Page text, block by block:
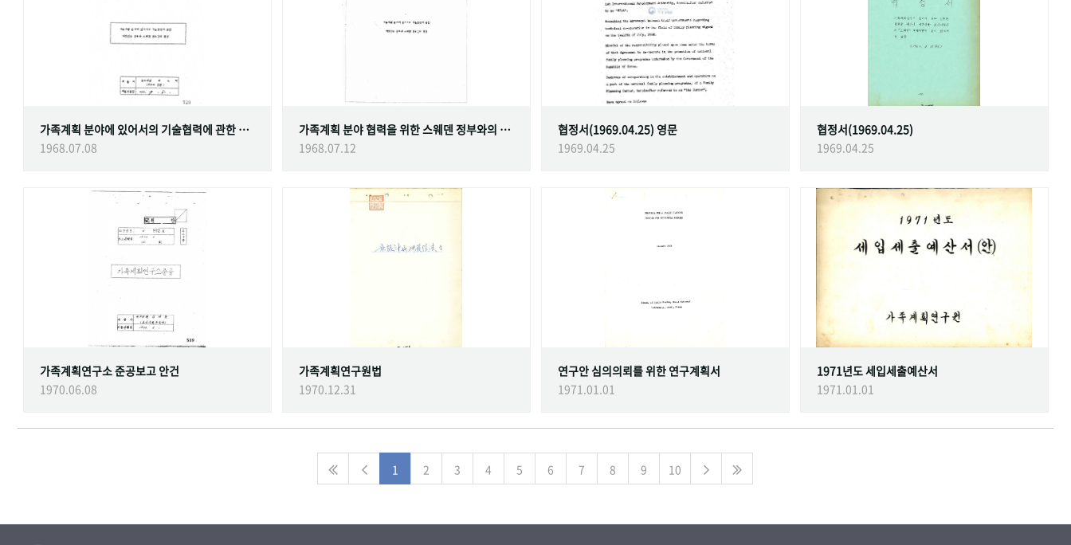
가족계획 분야에 있어서의 기술협력에 관한 대한민국정부와 스웨덴 정부간의 협정
1968.07.08
가족계획 분야 협력을 위한 스웨덴 정부와의 협정
1968.07.12
협정서(1969.04.25) 영문
1969.04.25
협정서(1969.04.25)
1969.04.25
가족계획연구소 준공보고 안건
1970.06.08
가족계획연구원법
1970.12.31
연구안 심의의뢰를 위한 연구계획서
1971.01.01
1971년도 세입세출예산서
1971.01.01
1 2 3 4 5 6 7 8 9 10